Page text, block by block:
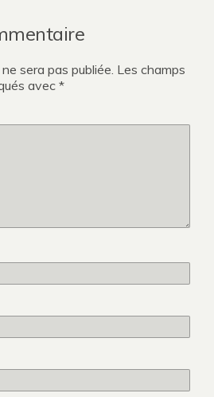
sera pas publiée. Les champs
avec *